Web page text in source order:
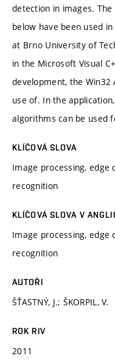
detection in images.
below have been used
at Brno University of
in the Microsoft Visual
development, the Win32
use of. In the
algorithms can be used
KLÍČOVÁ SLOVA
Image processing, edge
recognition
KLÍČOVÁ SLOVA V
Image processing, edge
recognition
AUTOŘI
ŠŤASTNÝ, J.; ŠKORPIL, V.
ROK RIV
2011